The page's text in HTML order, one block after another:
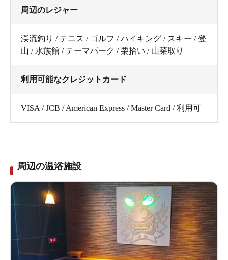
周辺のレジャー
渓流釣り / テニス / ゴルフ / ハイキング / スキー / 登
山 / 水族館 / テーマパーク / 栗拾い / 山菜取り
利用可能なクレジットカード
VISA / JCB / American Express / Master Card / 利用可
周辺の温浴施設